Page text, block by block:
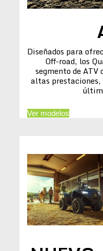
Diseñados para
Off-road, los
segmento de ATV
altas
Ver modelos